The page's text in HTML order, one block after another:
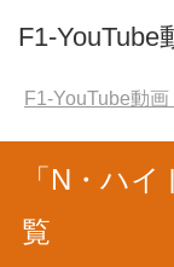
F1-YouTube
F1-YouTube動画
「N・ハ
覧